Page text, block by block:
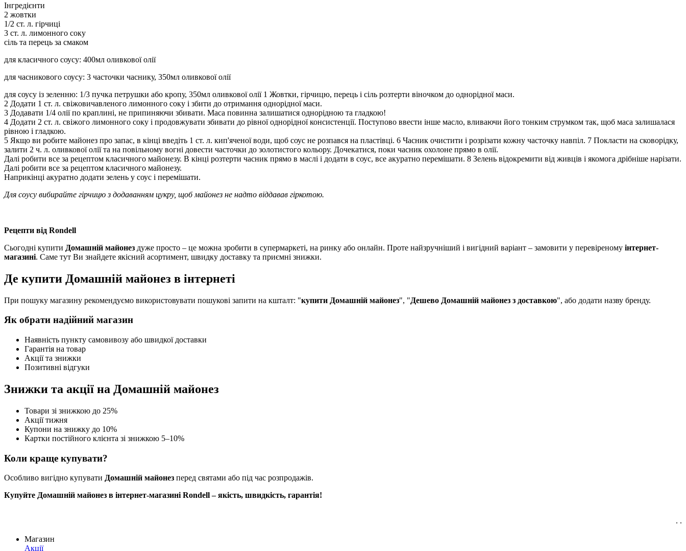
Інгредієнти
2 жовтки
1/2 ст. л. гірчиці
3 ст. л. лимонного соку
сіль та перець за смаком
для класичного соусу: 400мл оливкової олії
для часникового соусу: 3 часточки часнику, 350мл оливкової олії
для соусу із зеленню: 1/3 пучка петрушки або кропу, 350мл оливкової олії 1 Жовтки, гірчицю, перець і сіль розтерти віночком до однорідної маси.
2 Додати 1 ст. л. свіжовичавленого лимонного соку і збити до отримання однорідної маси.
3 Додавати 1/4 олії по краплині, не припиняючи збивати. Маса повинна залишатися однорідною та гладкою!
4 Додати 2 ст. л. свіжого лимонного соку і продовжувати збивати до рівної однорідної консистенції. Поступово ввести інше масло, вливаючи його тонким струмком так, щоб маса залишалася
рівною і гладкою.
5 Якщо ви робите майонез про запас, в кінці введіть 1 ст. л. кип'яченої води, щоб соус не розпався на пластівці. 6 Часник очистити і розрізати кожну часточку навпіл. 7 Покласти на сковорідку,
залити 2 ч. л. оливкової олії та на повільному вогні довести часточки до золотистого кольору. Дочекатися, поки часник охолоне прямо в олії.
Далі робити все за рецептом класичного майонезу. В кінці розтерти часник прямо в маслі і додати в соус, все акуратно перемішати. 8 Зелень відокремити від живців і якомога дрібніше нарізати.
Далі робити все за рецептом класичного майонезу.
Наприкінці акуратно додати зелень у соус і перемішати.
Для соусу вибирайте гірчицю з додаванням цукру, щоб майонез не надто віддавав гіркотою.
Рецепти від Rondell
Сьогодні купити Домашній майонез дуже просто – це можна зробити в супермаркеті, на ринку або онлайн. Проте найзручніший і вигідний варіант – замовити у перевіреному інтернет-
магазині. Саме тут Ви знайдете якісний асортимент, швидку доставку та приємні знижки.
Де купити Домашній майонез в інтернеті
При пошуку магазину рекомендуємо використовувати пошукові запити на кшталт: "купити Домашній майонез", "Дешево Домашній майонез з доставкою", або додати назву бренду.
Як обрати надійний магазин
Наявність пункту самовивозу або швидкої доставки
Гарантія на товар
Акції та знижки
Позитивні відгуки
Знижки та акції на Домашній майонез
Товари зі знижкою до 25%
Акції тижня
Купони на знижку до 10%
Картки постійного клієнта зі знижкою 5–10%
Коли краще купувати?
Особливо вигідно купувати Домашній майонез перед святами або під час розпродажів.
Купуйте Домашній майонез в інтернет-магазині Rondell – якість, швидкість, гарантія!
. .
Магазин
Акції